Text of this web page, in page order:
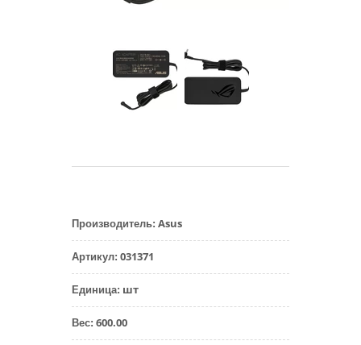
Производитель: Asus
Артикул: 031371
Единица: шт
Вес: 600.00